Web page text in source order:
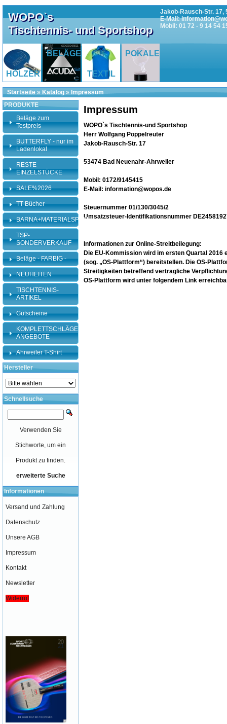
WOPO`s
Tischtennis- und Sportshop
Jakob-Rausch-Str. 17,
E-Mail:
Mobil: 01 72 - 9 14 54
HÖLZER
BELÄGE
TEXTIL
POKALE
Startseite » Katalog » Impressum
Impressum
WOPO`s Tischtennis-und Sportshop
Herr Wolfgang Poppelreuter
Jakob-Rausch-Str. 17
53474 Bad Neuenahr-Ahrweiler
Mobil: 0172/9145415
E-Mail: information@wopos.de
Steuernummer 01/130/3045/2
Umsatzsteuer-Identifikationsnummer
Informationen zur Online-Streitbeilegung:
Die EU-Kommission wird im ersten Quartal
(sog. „OS-Plattform“) bereitstellen. Die OS-
Streitigkeiten betreffend vertragliche
OS-Plattform wird unter folgendem Link
PRODUKTE
Beläge zum
Testpreis
BUTTERFLY - nur im
Ladenlokal
RESTE
EINZELSTÜCKE
SALE%2026
TT-Bücher
BARNA+MATERIALSPEZI
TSP-
SONDERVERKAUF
Beläge - FARBIG -
NEUHEITEN
TISCHTENNIS-
ARTIKEL
Gutscheine
KOMPLETTSCHLÄGER-
ANGEBOTE
Ahrweiler T-Shirt
Hersteller
Schnellsuche
Verwenden Sie
Stichworte, um ein
Produkt zu finden.
erweiterte Suche
Informationen
Versand und Zahlung
Datenschutz
Unsere AGB
Impressum
Kontakt
Newsletter
Widerruf